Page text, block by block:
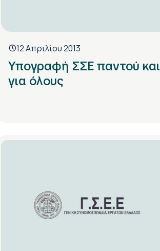
12 Απριλίου 2013
Υπογραφή ΣΣΕ παντού και
για όλους